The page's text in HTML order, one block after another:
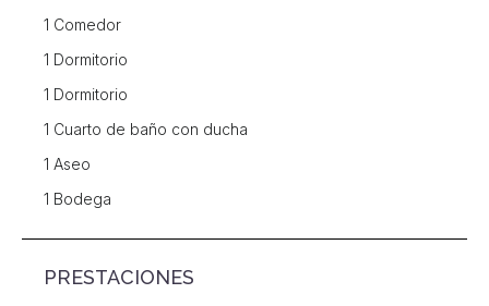
1 Comedor
1 Dormitorio
1 Dormitorio
1 Cuarto de baño con ducha
1 Aseo
1 Bodega
PRESTACIONES